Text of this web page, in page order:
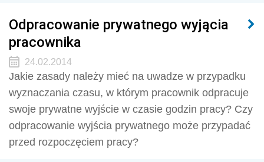
Odpracowanie prywatnego wyjącia
pracownika
24.02.2014
Jakie zasady należy mieć na uwadze w przypadku
wyznaczania czasu, w którym pracownik odpracuje
swoje prywatne wyjście w czasie godzin pracy? Czy
odpracowanie wyjścia prywatnego może przypadać
przed rozpoczęciem pracy?